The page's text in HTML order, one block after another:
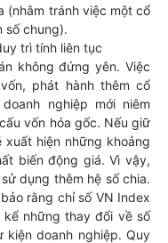
(nhằm tránh việc một cổ
số chung).
trì tính liên tục
không đứng yên. Việc
phát hành thêm cổ
nghiệp mới niêm
vốn hóa gốc. Nếu giữ
hiện những khoảng
biến động giá. Vì vậy,
dụng thêm hệ số chia.
rằng chỉ số VN Index
những thay đổi về số
kiện doanh nghiệp. Quy